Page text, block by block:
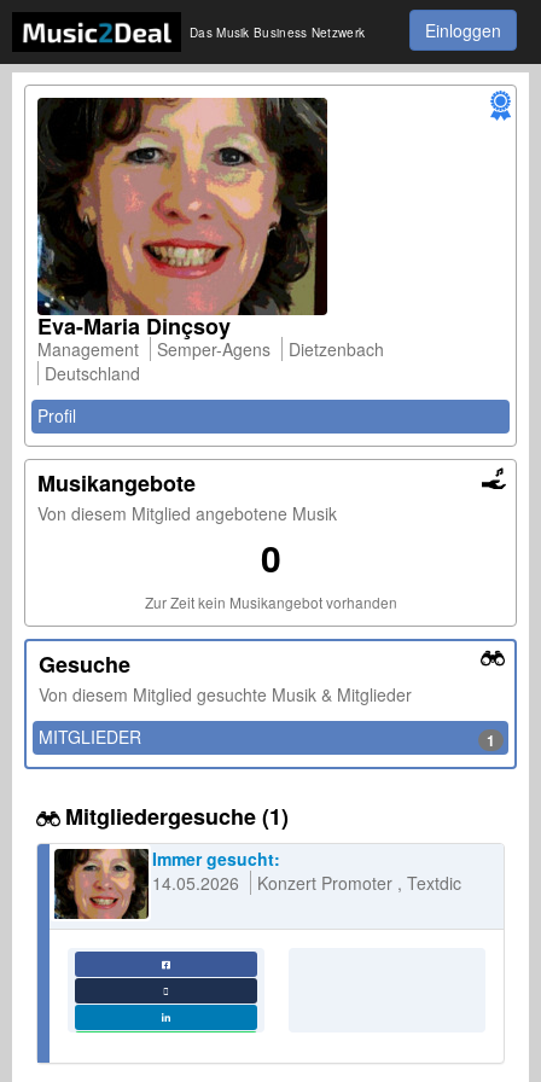
Das Musik Business Netzwerk Einloggen
Eva-Maria Dinçsoy
Management Semper-Agens
Dietzenbach
Deutschland
Profil
Musikangebote
Von diesem Mitglied angebotene Musik
0
Zur Zeit kein Musikangebot vorhanden
Gesuche
Von diesem Mitglied gesuchte Musik & Mitglieder
MITGLIEDER
1
Mitgliedergesuche (1)
Immer gesucht:
14.05.2026
Konzert Promoter Textdichter